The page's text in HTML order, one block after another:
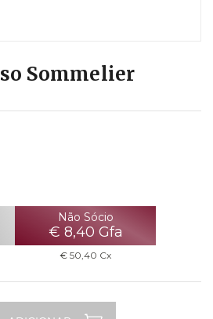
Sommelier
Não Sócio
€ 8,40 Gfa
€ 50,40 Cx